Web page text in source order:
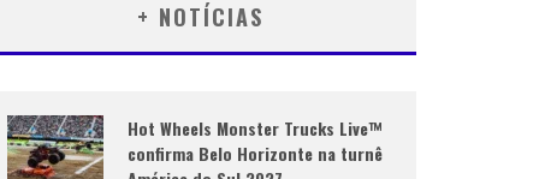
+ NOTÍCIAS
Hot Wheels Monster Trucks Live™
confirma Belo Horizonte na turnê